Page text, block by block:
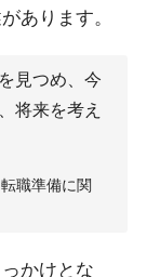
あります。
見つめ、今
将来を考え
職準備に関
かけとな